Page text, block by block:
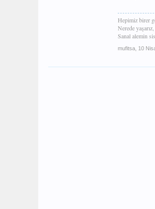
Hepimiz birer
Nerede
Sanal alemin
mufitsa 10